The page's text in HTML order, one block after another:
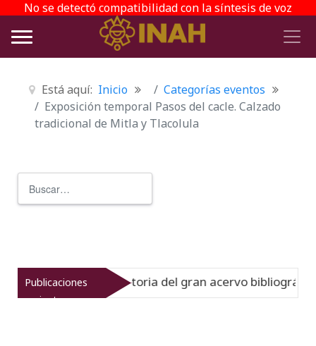
No se detectó compatibilidad con la síntesis de voz
Está aquí: Inicio
Categorías eventos
Exposición temporal Pasos del cacle. Calzado
tradicional de Mitla y Tlacolula
Publicaciones
recientes
muestra la historia del gran acervo bibliográfico